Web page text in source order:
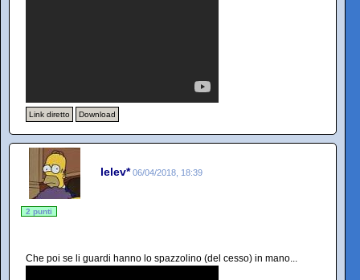
Link diretto Download
lelev* 06/04/2018, 18:39
2 punti
Che poi se li guardi hanno lo spazzolino (del cesso) in mano...